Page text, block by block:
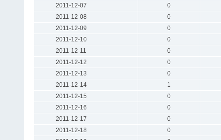
2011-12-07
0
2011-12-08
0
2011-12-09
0
2011-12-10
0
2011-12-11
0
2011-12-12
0
2011-12-13
0
2011-12-14
1
2011-12-15
0
2011-12-16
0
2011-12-17
0
2011-12-18
0